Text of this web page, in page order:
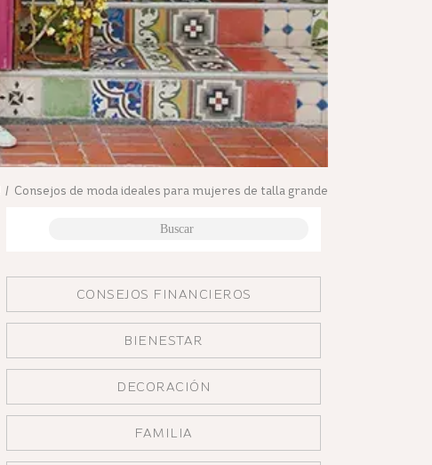
/ Consejos de moda ideales para mujeres de talla grande
CONSEJOS FINANCIEROS
BIENESTAR
DECORACIÓN
FAMILIA